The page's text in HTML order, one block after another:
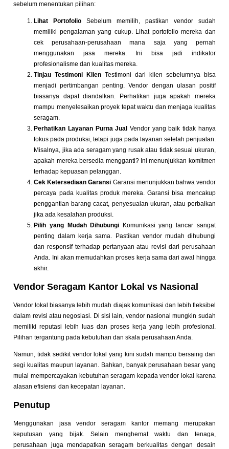
sebelum menentukan pilihan:
Lihat Portofolio
Sebelum memilih, pastikan vendor sudah
memiliki pengalaman yang cukup. Lihat portofolio mereka dan
cek perusahaan-perusahaan mana saja yang pernah
menggunakan jasa mereka. Ini bisa jadi indikator
profesionalisme dan kualitas mereka.
Tinjau Testimoni Klien Testimoni dari klien sebelumnya bisa
menjadi pertimbangan penting. Vendor dengan ulasan positif
biasanya dapat diandalkan. Perhatikan juga apakah mereka
mampu menyelesaikan proyek tepat waktu dan menjaga kualitas
seragam.
Perhatikan Layanan Purna Jual Vendor yang baik tidak hanya
fokus pada produksi, tetapi juga pada layanan setelah penjualan.
Misalnya, jika ada seragam yang rusak atau tidak sesuai ukuran,
apakah mereka bersedia mengganti? Ini menunjukkan komitmen
terhadap kepuasan pelanggan.
Cek Ketersediaan Garansi Garansi menunjukkan bahwa vendor
percaya pada kualitas produk mereka. Garansi bisa mencakup
penggantian barang cacat, penyesuaian ukuran, atau perbaikan
jika ada kesalahan produksi.
Pilih yang Mudah Dihubungi Komunikasi yang lancar sangat
penting dalam kerja sama. Pastikan vendor mudah dihubungi
dan responsif terhadap pertanyaan atau revisi dari perusahaan
Anda. Ini akan memudahkan proses kerja sama dari awal hingga
akhir.
Vendor Seragam Kantor Lokal vs Nasional
Vendor lokal biasanya lebih mudah diajak komunikasi dan lebih fleksibel
dalam revisi atau negosiasi. Di sisi lain, vendor nasional mungkin sudah
memiliki reputasi lebih luas dan proses kerja yang lebih profesional.
Pilihan tergantung pada kebutuhan dan skala perusahaan Anda.
Namun, tidak sedikit vendor lokal yang kini sudah mampu bersaing dari
segi kualitas maupun layanan. Bahkan, banyak perusahaan besar yang
mulai mempercayakan kebutuhan seragam kepada vendor lokal karena
alasan efisiensi dan kecepatan layanan.
Penutup
Menggunakan jasa vendor seragam kantor memang merupakan
keputusan yang bijak. Selain menghemat waktu dan tenaga,
perusahaan juga mendapatkan seragam berkualitas dengan desain